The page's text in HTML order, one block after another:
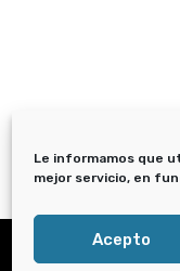
Le informamos que
mejor servicio, en
Acepto